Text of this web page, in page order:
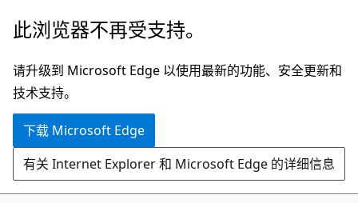
跳
主
要
内
此浏览器不再受支持。
请升级到 Microsoft Edge 以使用最新的功能、安全更新和
技术支持。
下载 Microsoft Edge
有关 Internet Explorer 和 Microsoft Edge 的详细信息